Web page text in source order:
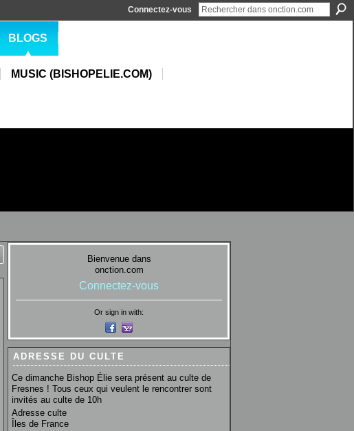
Connectez-vous
BLOGS
MUSIC (BISHOPELIE.COM)
Bienvenue dans
onction.com
Connectez-vous
Or sign in with:
ADRESSE DU CULTE
Ce dimanche Bishop Élie sera présent au culte de
Fresnes ! Tous ceux qui veulent le rencontrer sont
invités au culte de 10h
Adresse culte
Îles de France